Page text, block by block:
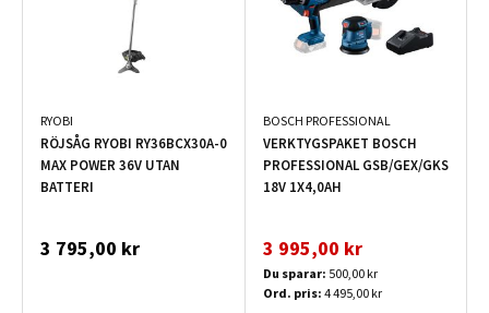
RYOBI
RÖJSÅG RYOBI RY36BCX30A-0
MAX POWER 36V UTAN
BATTERI
3 795,00 kr
BOSCH PROFESSIONAL
VERKTYGSPAKET BOSCH
PROFESSIONAL GSB/GEX/GKS
18V 1X4,0AH
3 995,00 kr
Du sparar: 500,00 kr
Ord. pris: 4 495,00 kr